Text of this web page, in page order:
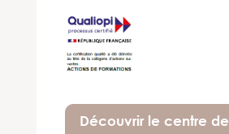
Découvrir le centre de